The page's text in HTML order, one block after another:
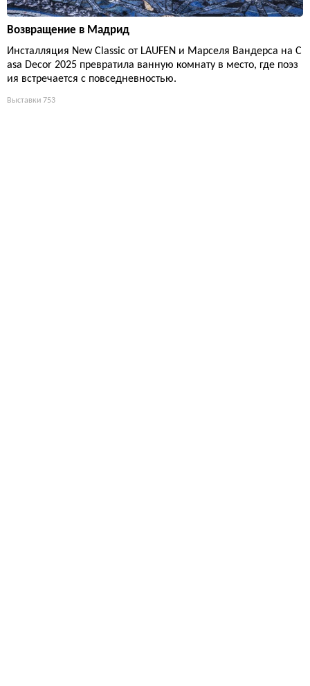
Возвращение в Мадрид
Инсталляция New Classic от LAUFEN и Марселя Вандерса на C
asa Decor 2025 превратила ванную комнату в место, где поэз
ия встречается с повседневностью.
Выставки 753